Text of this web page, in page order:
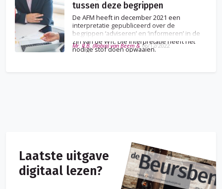
tussen deze begrippen
De AFM heeft in december 2021 een
interpretatie gepubliceerd over de
begrippen ‘adviseren’ en ‘informeren’ in de
zin van de Wft. Die interpretatie heeft het
nodige stof doen opwaaien.
Mr. R.B. (Robin) van Beem &06/12/2022
Laatste uitgave
digitaal lezen?